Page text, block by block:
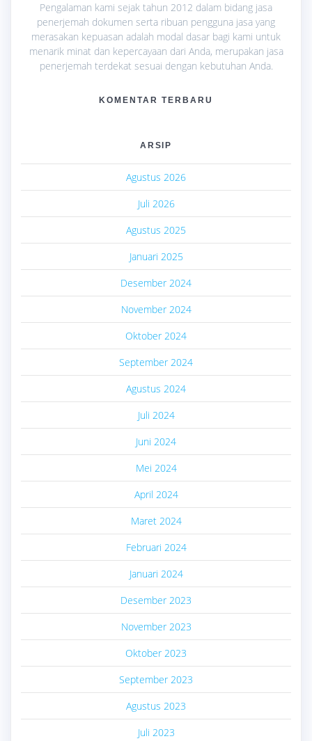
Pengalaman kami sejak tahun 2012 dalam bidang jasa
penerjemah dokumen serta ribuan pengguna jasa yang
merasakan kepuasan adalah modal dasar bagi kami untuk
menarik minat dan kepercayaan dari Anda, merupakan jasa
penerjemah terdekat sesuai dengan kebutuhan Anda.
KOMENTAR TERBARU
ARSIP
Agustus 2026
Juli 2026
Agustus 2025
Januari 2025
Desember 2024
November 2024
Oktober 2024
September 2024
Agustus 2024
Juli 2024
Juni 2024
Mei 2024
April 2024
Maret 2024
Februari 2024
Januari 2024
Desember 2023
November 2023
Oktober 2023
September 2023
Agustus 2023
Juli 2023